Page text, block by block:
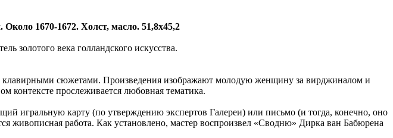
1670-1672. Холст, масло. 51,8х45,2
золотого века голландского искусства.
клавирными сюжетами. Произведения изображают молодую женщину за вирджиналом и
контексте прослеживается любовная тематика.
игральную карту (по утверждению экспертов Галереи) или письмо (и тогда, конечно, оно
живописная работа. Как установлено, мастер воспроизвел «Сводню» Дирка ван Бабюрена